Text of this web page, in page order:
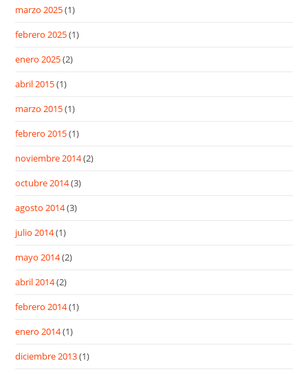
marzo 2025(1)
febrero 2025(1)
enero 2025(2)
abril 2015(1)
marzo 2015(1)
febrero 2015(1)
noviembre 2014(2)
octubre 2014(3)
agosto 2014(3)
julio 2014(1)
mayo 2014(2)
abril 2014(2)
febrero 2014(1)
enero 2014(1)
diciembre 2013(1)